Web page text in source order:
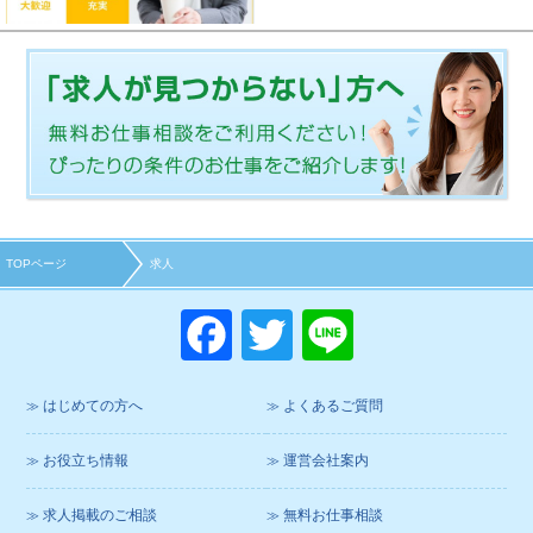
TOPページ 求人
F
a
e
b
T
wi
tt
er
e
はじめての方へ よくあるご質問
お役立ち情報 運営会社案内
求人掲載のご相談 無料お仕事相談